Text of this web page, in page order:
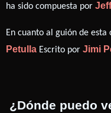
ha sido compuesta por
En cuanto al guión de esta
Petulla Escrito por Jimi
¿Dónde puedo